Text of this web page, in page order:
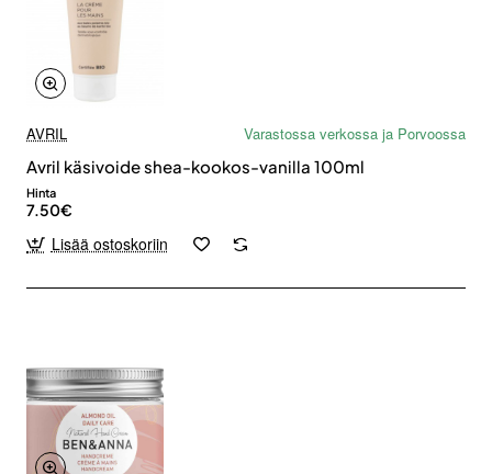
AVRIL
Varastossa verkossa ja Porvoossa
Avril käsivoide shea-kookos-vanilla 100ml
Hinta
7.50€
Lisää ostoskoriin